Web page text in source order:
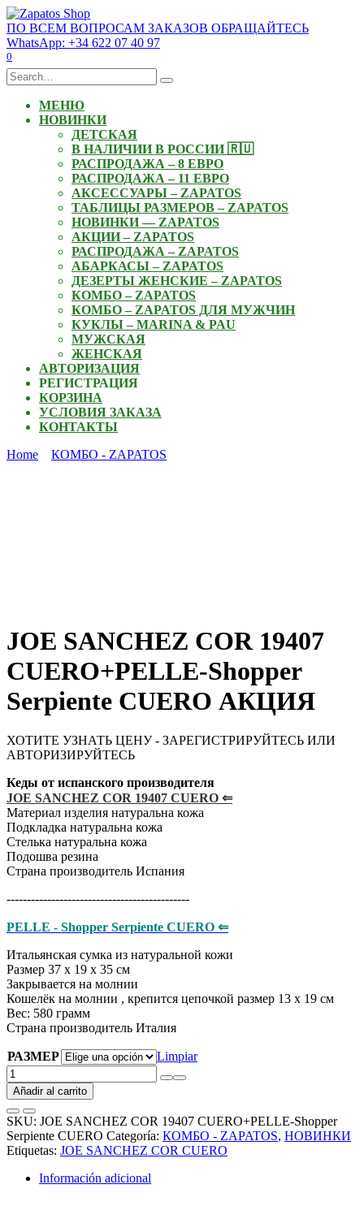
Skip
to
content
ПО ВСЕМ ВОПРОСАМ ЗАКАЗОВ ОБРАЩАЙТЕСЬ
WhatsApp: +34 622 07 40 97
0
Search
for:
МЕНЮ
НОВИНКИ
ДЕТСКАЯ
В НАЛИЧИИ В РОССИИ 🇷🇺
РАСПРОДАЖА – 8 ЕВРО
РАСПРОДАЖА – 11 ЕВРО
АКСЕССУАРЫ – ZAPATOS
ТАБЛИЦЫ РАЗМЕРОВ – ZAPATOS
НОВИНКИ — ZAPATOS
АКЦИИ – ZAPATOS
РАСПРОДАЖА – ZAPATOS
АБАРКАСЫ – ZAPATOS
ДЕЗЕРТЫ ЖЕНСКИЕ – ZAPATOS
КОМБО – ZAPATOS
КОМБО – ZAPATOS ДЛЯ МУЖЧИН
КУКЛЫ – MARINA & PAU
МУЖСКАЯ
ЖЕНСКАЯ
АВТОРИЗАЦИЯ
РЕГИСТРАЦИЯ
КОРЗИНА
УСЛОВИЯ ЗАКАЗА
КОНТАКТЫ
Home
КОМБО - ZAPATOS
JOE SANCHEZ COR 19407
CUERO+PELLE-Shopper
Serpiente CUERO АКЦИЯ
ХОТИТЕ УЗНАТЬ ЦЕНУ - ЗАРЕГИСТРИРУЙТЕСЬ ИЛИ
АВТОРИЗИРУЙТЕСЬ
Кеды от испанского производителя
JOE SANCHEZ COR 19407 CUERO ⇐
Материал изделия натуральна кожа
Подкладка натуральна кожа
Стелька натуральна кожа
Подошва резина
Страна производитель Испания
---------------------------------------------
PELLE - Shopper Serpiente CUERO ⇐
Итальянская сумка из натуральной кожи
Размер 37 х 19 х 35 см
Закрывается на молнии
Кошелёк на молнии , крепится цепочкой размер 13 х 19 см
Вес: 580 грамм
Страна производитель Италия
РАЗМЕР
Limpiar
JOE
SANCHEZ
COR
19407
CUERO+PELLE-
Shopper
Serpiente
CUERO
АКЦИЯ
Añadir al carrito
SKU: JOE SANCHEZ COR 19407 CUERO+PELLE-Shopper
Serpiente CUERO Categoría: КОМБО - ZAPATOS, НОВИНКИ
Etiquetas: JOE SANCHEZ COR CUERO
Información adicional